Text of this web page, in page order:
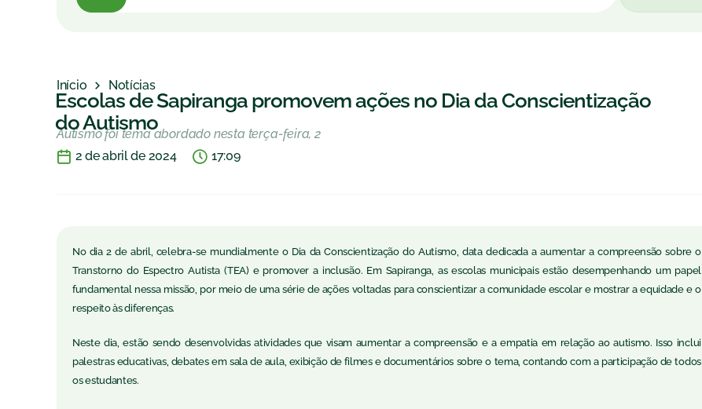
Início Notícias
Escolas de Sapiranga promovem ações no Dia da Conscientização
do Autismo
Autismo foi tema abordado nesta terça-feira, 2
2 de abril de 2024
17:09
No dia 2 de abril, celebra-se mundialmente o Dia da Conscientização do Autismo, data dedicada a aumentar a compreensão sobre o
Transtorno do Espectro Autista (TEA) e promover a inclusão. Em Sapiranga, as escolas municipais estão desempenhando um papel
fundamental nessa missão, por meio de uma série de ações voltadas para conscientizar a comunidade escolar e mostrar a equidade e o
respeito às diferenças.
Neste dia, estão sendo desenvolvidas atividades que visam aumentar a compreensão e a empatia em relação ao autismo. Isso inclui
palestras educativas, debates em sala de aula, exibição de filmes e documentários sobre o tema, contando com a participação de todos
os estudantes.